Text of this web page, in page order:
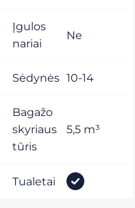
Įgulos
nariai
Ne
Sėdynės 10-14
Bagažo
skyriaus
tūris
5,5 m³
Tualetai